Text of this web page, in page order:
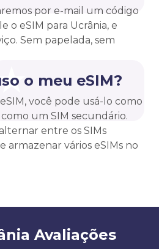
por e-mail um código
o eSIM para Ucrânia, e
Sem papelada, sem
o meu eSIM?
você pode usá-lo como
um SIM secundário.
entre os SIMs
armazenar vários eSIMs no
Avaliações